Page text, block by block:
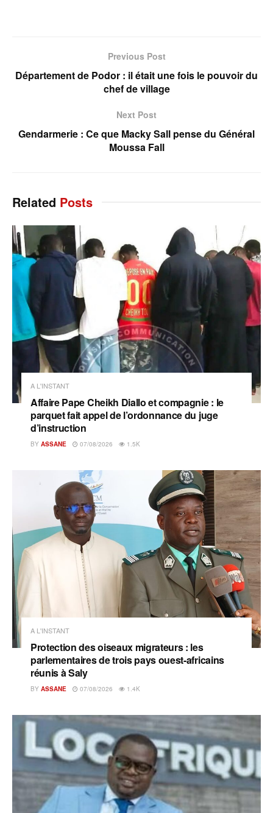
Previous Post
Département de Podor : il était une fois le pouvoir du
chef de village
Next Post
Gendarmerie : Ce que Macky Sall pense du Général
Moussa Fall
Related Posts
A L'INSTANT
Affaire Pape Cheikh Diallo et compagnie : le
parquet fait appel de l’ordonnance du juge
d’instruction
BY ASSANE 07/08/2026 1.5K
A L'INSTANT
Protection des oiseaux migrateurs : les
parlementaires de trois pays ouest-africains
réunis à Saly
BY ASSANE 07/08/2026 1.4K